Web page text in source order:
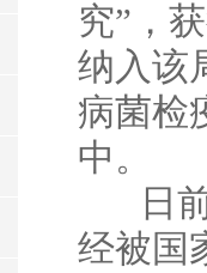
究” ，
纳入该
病菌检
中。
日
经被国